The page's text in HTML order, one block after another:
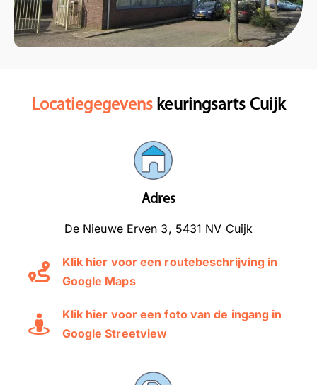
Locatiegegevens keuringsarts Cuijk
Adres
De Nieuwe Erven 3, 5431 NV Cuijk
Klik hier voor een routebeschrijving in
Google Maps
Klik hier voor een foto van de ingang in
Google Streetview